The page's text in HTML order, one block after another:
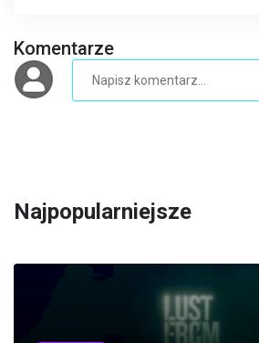
Komentarze
Najpopularniejsze